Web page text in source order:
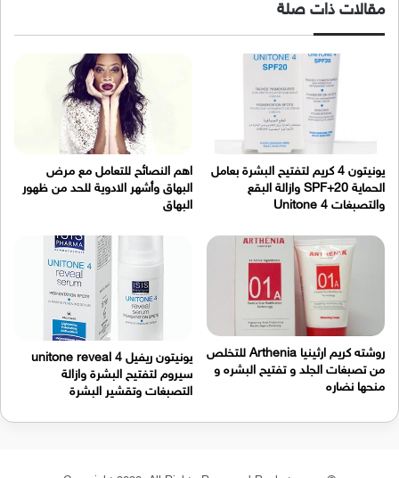
مقالات ذات صلة
يونيتون 4 كريم لتفتيح البشرة بعامل
الحماية SPF+20 وازالة البقع
والتصبغات Unitone 4
اهم النصائح للتعامل مع مرض
البهاق وأشهر الادوية للحد من ظهور
البهاق
روشته كريم ارثينيا Arthenia للتخلص
من تصبغات الجلد و تفتيح البشره و
منحها نضاره
يونيتون ريفيل 4 unitone reveal
سيروم لتفتيح البشرة وازالة
التصبغات وتقشير البشرة